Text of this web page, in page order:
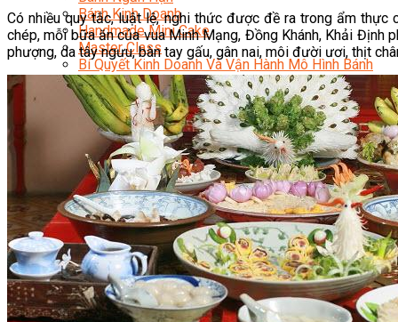
Bánh Kinh Doanh
Handmade Mini Cake
Master Class
Bí Quyết Kinh Doanh Và Vận Hành Mô Hình Bánh
Chuyên Đề Bếp Bánh
Video Dạy Làm Bánh
Quản Trị NHKS
Quản Trị Nhà Hàng Khách Sạn Quốc Tế
Nghiệp Vụ Quản Lý NH-KS
Quản Lý Nhà Hàng Chuyên Nghiệp
Quản Lý Khách Sạn Chuyên Nghiệp
Nghiệp Vụ Quản Lý Nhà Hàng
Nghiệp Vụ Lễ Tân Chuyên Nghiệp
Giám Đốc Điều Hành Nhà Hàng
Tiếng Anh Nhà Hàng Khách Sạn
Khởi Sự Kinh Doanh Khách Sạn
Khởi Sự Kinh Doanh Nhà Hàng
Khởi Sự Kinh Doanh Khách Sạn Mini – Homestay –
Kiến Thức & Kỹ Năng Ngành NH – KS
Có nhiều quy tắc, luật lệ, nghi thức được đề ra trong ẩm thực
chép, mỗi bữa ăn của vua Minh Mạng, Đồng Khánh, Khải
phượng, da tây ngưu, bàn tay gấu, gân nai, môi đười ươi, thịt